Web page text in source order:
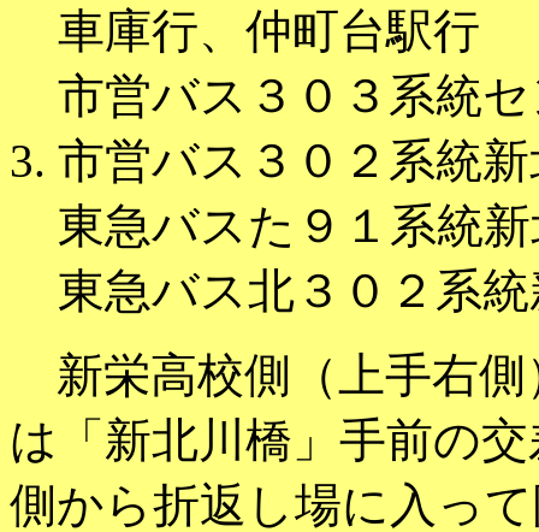
車庫行、仲町台駅行
市営バス３０３系統
市営バス３０２系統
東急バスた９１系統
東急バス北３０２系
新栄高校側（上手右側
は「新北川橋」手前の
側から折返し場に入っ